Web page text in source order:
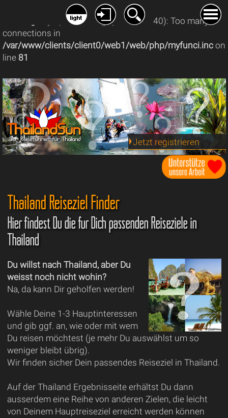
: mysqli_connect(): (08004/1040): Too many
connections in
/var/www/clients/client0/web1/web/php/myfunci.inc on
line 81
Jetzt registrieren
Thailand Reiseziel Finder
Hier findest Du die für Dich passenden Reiseziele in
Thailand
Du willst nach Thailand, aber Du
weisst noch nicht wohin?
Na, da kann Dir geholfen werden!
Wähle Deine 1-3 Hauptinteressen
und gib ggf. an, wie oder mit wem
Du reisen möchtest (je mehr Du auswählst um so
weniger bleibt übrig).
Wir finden sicher Dein passendes Reiseziel in Thailand.
Auf der Thailand Ergebnisseite erhältst Du dann
ausserdem eine Reihe von anderen Zielen, die leicht
von Deinem Hauptreiseziel erreicht werden können